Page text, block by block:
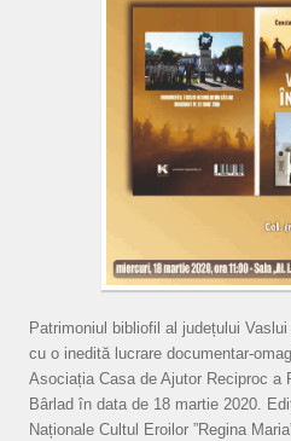
Patrimoniul bibliofil al județului
cu o inedită lucrare documentar-
Asociația Casa de Ajutor Reciproc a
Bârlad în data de 18 martie 2020.
Naționale Cultul Eroilor ”Regina